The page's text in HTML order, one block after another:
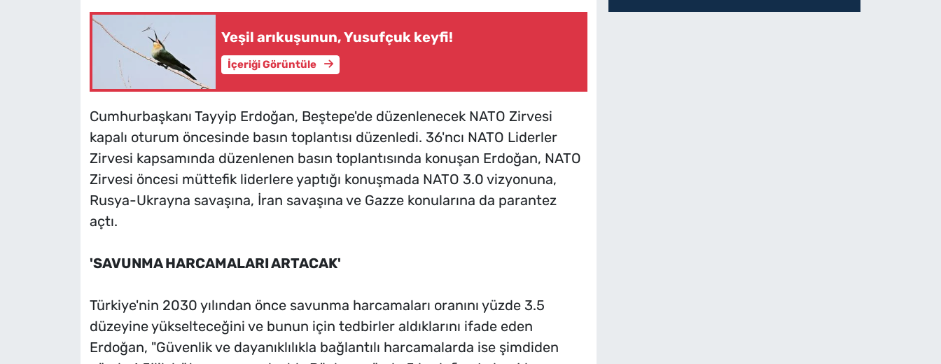
Yeşil arıkuşunun, Yusufçuk keyfi!
İçeriği Görüntüle
Cumhurbaşkanı Tayyip Erdoğan, Beştepe'de düzenlenecek NATO Zirvesi
kapalı oturum öncesinde basın toplantısı düzenledi. 36'ncı NATO Liderler
Zirvesi kapsamında düzenlenen basın toplantısında konuşan Erdoğan, NATO
Zirvesi öncesi müttefik liderlere yaptığı konuşmada NATO 3.0 vizyonuna,
Rusya-Ukrayna savaşına, İran savaşına ve Gazze konularına da parantez
açtı.
'SAVUNMA HARCAMALARI ARTACAK'
Türkiye'nin 2030 yılından önce savunma harcamaları oranını yüzde 3.5
düzeyine yükselteceğini ve bunun için tedbirler aldıklarını ifade eden
Erdoğan, "Güvenlik ve dayanıklılıkla bağlantılı harcamalarda ise şimdiden